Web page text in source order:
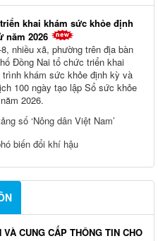
khai khám sức khỏe định
năm 2026
nhiều xã, phường trên địa bàn
Đồng Nai tổ chức triển khai
trình khám sức khỏe định kỳ và
100 ngày tạo lập Sổ sức khỏe
2026.
số ‘Nông dân Việt Nam’
biến đổi khí hậu
CUNG CẤP THÔNG TIN CHO